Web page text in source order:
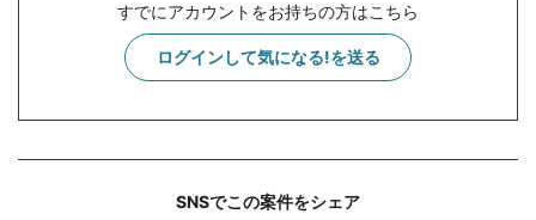
すでにアカウントをお持ちの方はこちら
ログインして気になる!を送る
SNSでこの案件をシェア